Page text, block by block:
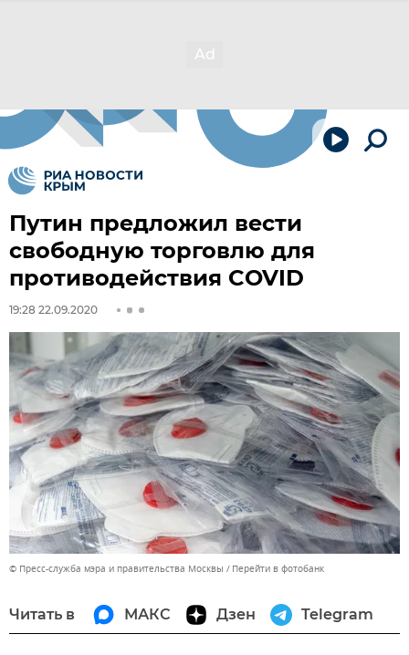
Путин предложил вести
свободную торговлю для
противодействия COVID
19:28 22.09.2020
© Пресс-служба мэра и правительства Москвы Перейти в фотобанк
Читать в МАКС Дзен Telegram